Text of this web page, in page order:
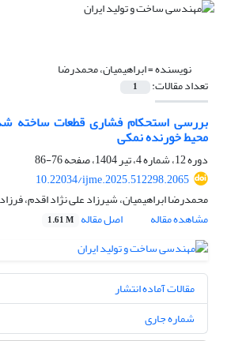
نویسنده =ابراهیمیان، محمدرضا
تعداد مقالات: 1
محیط خورنده نمکی
دوره 12، شماره 4، تیر 1404، صفحه
76-86
10.22034/ijme.2025.512298.2065
محمدرضا ابراهیمیان، شیرزاد علی نژاد اقدم،
مشاهده مقاله
اصل مقاله 1.61 M
مقالات آماده انتشار
شماره جاری